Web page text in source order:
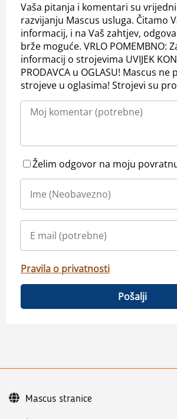
Vaša pitanja i komentari su
razvijanju Mascus usluga. Čitamo
informacij, i na Vaš zahtjev,
brže moguće. VRLO POMEMBNO:
informacij o strojevima UVIJEK
PRODAVCA u OGLASU! Mascus ne
strojeve u oglasima! Strojevi su
Želim odgovor na moju
Pravila o privatnosti
Pošalji
Mascus stranice